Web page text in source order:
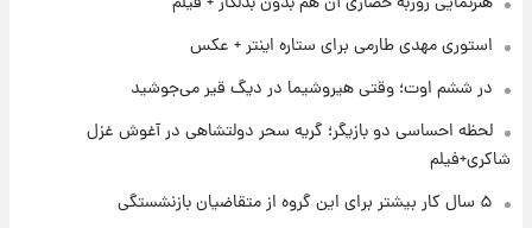
شد
شرایط تازه فروش اقساطی سایپا اعلام شد؛
شاهین، کوییک، اطلس، سهند و ساینا با اقساط
سیگنال‌های جدید برای بازار طلا؛ پیش‌بینی
استوری مهدی طارمی برای ستاره اینتر + عکس
در ششم اوت؛ وقتی هیروشیما در دیگ قیر می‌جوشید
لحظه احساسی دو بازیگر؛ گریه سحر دولتشاهی در آغوش غزل
شاکری+فیلم
۵ سال کار بیشتر برای این گروه از متقاضیان بازنشستگی